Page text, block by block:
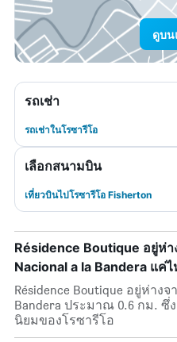
ดูบ
รถเช่า
รถเช่าในโรซารีโอ
เลือกสนามบิน
เที่ยวบินไปโรซารีโอ Fisherton
Résidence Boutique อยู่ห่
Nacional a la Bandera แค่
Résidence Boutique อยู่ห่างจ
Bandera ประมาณ 0.6 กม.
นิยมของโรซารีโอ